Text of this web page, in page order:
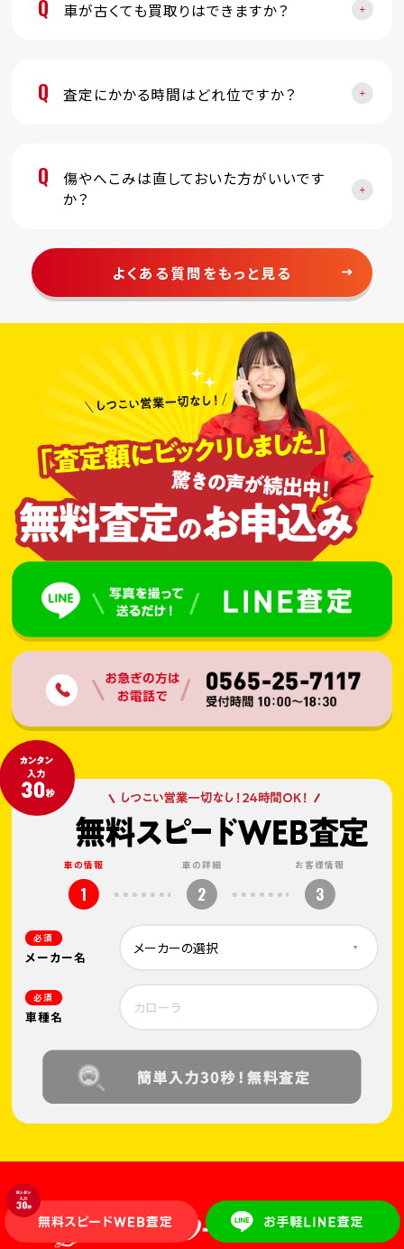
Q 車が古くても買取りはできますか？
Q 査定にかかる時間はどれ位ですか？
Q
傷やへこみは直しておいた方がいいです
か？
よくある質問をもっと見る
車の情報
1
車の詳細
2
お客様情報
3
必須
メーカー名
必須
車種名